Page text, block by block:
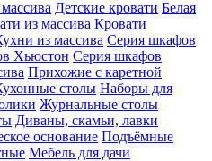
Детские кровати Белая
из массива Кровати
из массива Серия шкафов
Хьюстон Серия шкафов
Прихожие с каретной
столы Наборы для
Журнальные столы
Диваны, скамьи, лавки
основание Подъёмные
Мебель для дачи